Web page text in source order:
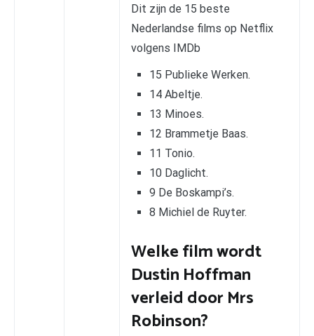
Dit zijn de 15 beste
Nederlandse films op Netflix
volgens IMDb
15 Publieke Werken.
14 Abeltje.
13 Minoes.
12 Brammetje Baas.
11 Tonio.
10 Daglicht.
9 De Boskampi’s.
8 Michiel de Ruyter.
Welke film wordt
Dustin Hoffman
verleid door Mrs
Robinson?